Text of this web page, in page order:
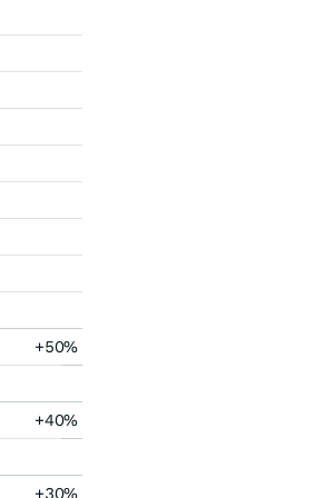
+50%
+40%
+30%